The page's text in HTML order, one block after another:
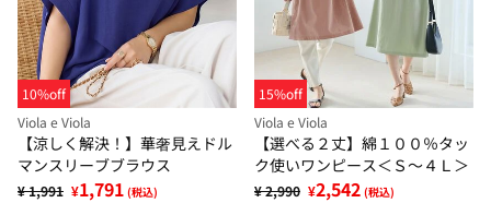
10%off
Viola e Viola
【涼しく解決！】華奢見えドル
マンスリーブブラウス
¥ 1,991 ¥1,791 (税込)
15%off
Viola e Viola
【選べる２丈】綿１００％タッ
ク使いワンピース＜Ｓ～４Ｌ＞
¥ 2,990 ¥2,542 (税込)